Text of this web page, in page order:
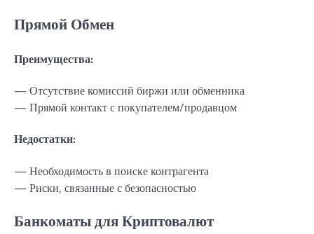
Прямой Обмен
Преимущества:
— Отсутствие комиссий биржи или обменника
— Прямой контакт с покупателем/продавцом
Недостатки:
— Необходимость в поиске контрагента
— Риски, связанные с безопасностью
Банкоматы для Криптовалют